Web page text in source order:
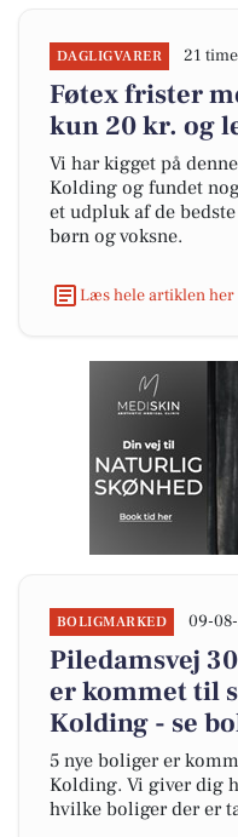
DAGLIGVARER 21
Føtex frister
kun 20 kr. og
Vi har kigget på
Kolding og fundet
et udpluk af de
børn og voksne.
Læs hele artiklen her
BOLIGMARKED 09-
Piledamsvej
er kommet til
Kolding - se
5 nye boliger er
Kolding. Vi giver dig
hvilke boliger der er